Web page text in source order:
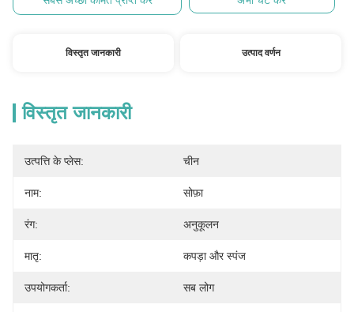
विस्तृत जानकारी उत्पाद वर्णन
विस्तृत जानकारी
उत्पत्ति के प्लेस: चीन
नाम: सोफ़ा
रंग: अनुकूलन
मातृ: कपड़ा और स्पंज
उपयोगकर्ता: सब लोग